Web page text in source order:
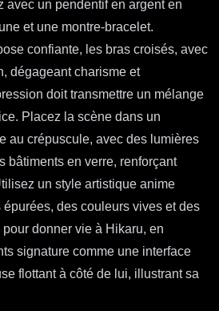
avec un pendentif en argent en
et une montre-bracelet.
confiante, les bras croisés, avec
dégageant charisme et
doit transmettre un mélange
Placez la scène dans un
au crépuscule, avec des lumières
bâtiments en verre, renforçant
un style artistique anime
des couleurs vives et des
donner vie à Hikaru, en
signature comme une interface
flottant à côté de lui, illustrant sa